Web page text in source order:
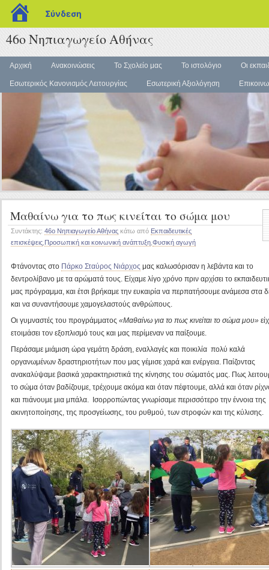
blogs.sch.gr
Σύνδεση
46ο Νηπιαγωγείο Αθήνας
Αρχική Ανακοινώσεις Το Σχολείο μας Το ιστολόγιο Οι
Εσωτερικός Κανονισμός Λειτουργίας Εσωτερική Αξιολόγηση
Μαθαίνω για το πως κινείται το σώμα μου
Συντάκτης: 46ο Νηπιαγωγείο Αθήνας κάτω από Εκπαιδευτικές
επισκέψεις Προσωπική και κοινωνική ανάπτυξη Φυσική αγωγή
Φτάνοντας στο Πάρκο Σταύρος Νιάρχος μας καλωσόρισαν η λεβάντα και το
δεντρολίβανο με τα αρώματά τους. Είχαμε λίγο χρόνο πριν αρχίσει το
μας πρόγραμμα, και έτσι βρήκαμε την ευκαιρία να περπατήσουμε ανάμεσα στα
και να συναντήσουμε χαμογελαστούς ανθρώπους.
Οι γυμναστές του προγράμματος «Μαθαίνω για το πως κινείται το σώμα μου»
ετοιμάσει τον εξοπλισμό τους και μας περίμεναν να παίξουμε.
Περάσαμε μιάμιση ώρα γεμάτη δράση, εναλλαγές και ποικιλία πολύ καλά
οργανωμένων δραστηριοτήτων που μας γέμισε χαρά και ενέργεια. Παίζοντας
ανακαλύψαμε βασικά χαρακτηριστικά της κίνησης του σώματός μας. Πως
το σώμα όταν βαδίζουμε, τρέχουμε ακόμα και όταν πέφτουμε, αλλά και όταν
και πιάνουμε μια μπάλα. Ισορροπώντας γνωρίσαμε περισσότερο την έννοια της
ακινητοποίησης, της προσγείωσης, του ρυθμού, των στροφών και της κύλισης.